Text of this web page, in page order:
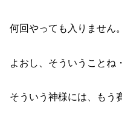
何回やっても入りません。
よおし、そういうことね
そういう神様には、もう